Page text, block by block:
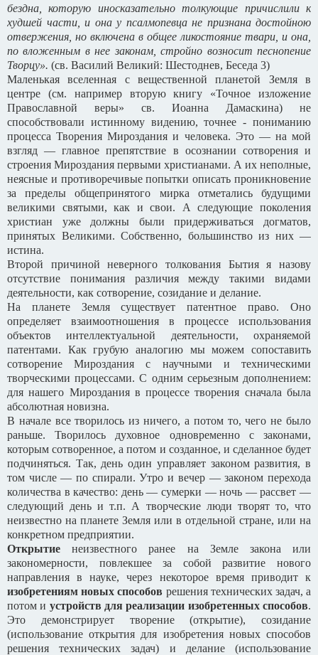
бездна, которую иносказательно толкующие причислили к
худшей части, и она у псалмопевца не признана достойною
отвержения, но включена в общее ликостояние твари, и она,
по вложенным в нее законам, стройно возносит песнопение
Творцу». (св. Василий Великий: Шестоднев, Беседа 3)
Маленькая вселенная с вещественной планетой Земля в
центре (см. например вторую книгу «Точное изложение
Православной веры» св. Иоанна Дамаскина) не
способствовали истинному видению, точнее - пониманию
процесса Творения Мироздания и человека. Это — на мой
взгляд — главное препятствие в осознании сотворения и
строения Мироздания первыми христианами. А их неполные,
неясные и противоречивые попытки описать проникновение
за пределы общепринятого мирка отметались будущими
великими святыми, как и свои. А следующие поколения
христиан уже должны были придерживаться догматов,
принятых Великими. Собственно, большинство из них —
истина.
Второй причиной неверного толкования Бытия я назову
отсутствие понимания различия между такими видами
деятельности, как сотворение, созидание и делание.
На планете Земля существует патентное право. Оно
определяет взаимоотношения в процессе использования
объектов интеллектуальной деятельности, охраняемой
патентами. Как грубую аналогию мы можем сопоставить
сотворение Мироздания с научными и техническими
творческими процессами. С одним серьезным дополнением:
для нашего Мироздания в процессе творения сначала была
абсолютная новизна.
В начале все творилось из ничего, а потом то, чего не было
раньше. Творилось духовное одновременно с законами,
которым сотворенное, а потом и созданное, и сделанное будет
подчиняться. Так, день один управляет законом развития, в
том числе — по спирали. Утро и вечер — законом перехода
количества в качество: день — сумерки — ночь — рассвет —
следующий день и т.п. А творческие люди творят то, что
неизвестно на планете Земля или в отдельной стране, или на
конкретном предприятии.
Открытие неизвестного ранее на Земле закона или
закономерности, повлекшее за собой развитие нового
направления в науке, через некоторое время приводит к
изобретениям новых способов решения технических задач, а
потом и устройств для реализации изобретенных способов.
Это демонстрирует творение (открытие), созидание
(использование открытия для изобретения новых способов
решения технических задач) и делание (использование